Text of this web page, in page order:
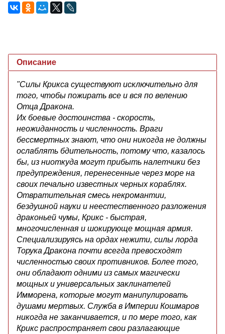
Описание
"Силы Крикса существуют исключительно для
того, чтобы пожирать все и вся по велению
Отца Дракона.
Их боевые достоинства - скорость,
неожиданность и численность. Враги
бессмертных знают, что они никогда не должны
ослаблять бдительность, потому что, казалось
бы, из ниоткуда могут прибыть налетчики без
предупреждения, перенесенные через море на
своих печально известных черных кораблях.
Отвратительная смесь некромантии,
бездушной науки и неестественного разложения
драконьей чумы, Крикс - быстрая,
многочисленная и шокирующе мощная армия.
Специализируясь на ордах нежити, силы лорда
Торука Дракона почти всегда превосходят
численностью своих противников. Более того,
они обладают одними из самых магически
мощных и универсальных заклинателей
Имморена, которые могут манипулировать
душами мертвых. Служба в Империи Кошмаров
никогда не заканчивается, и по мере того, как
Крикс распространяет свои разлагающие